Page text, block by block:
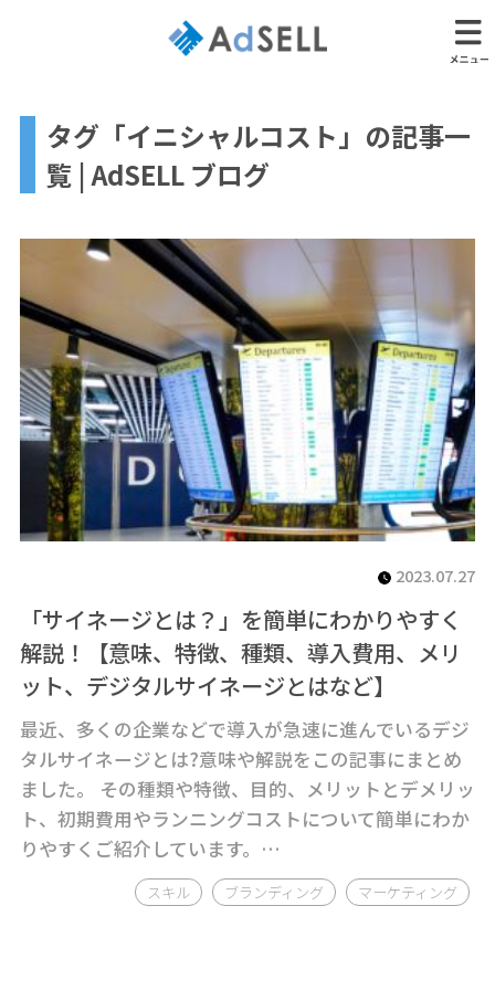
タグ「イニシャルコスト」の記事一
覧 | AdSELL ブログ
2023.07.27
「サイネージとは？」を簡単にわかりやすく
解説！【意味、特徴、種類、導入費用、メリ
ット、デジタルサイネージとはなど】
最近、多くの企業などで導入が急速に進んでいるデジ
タルサイネージとは?意味や解説をこの記事にまとめ
ました。 その種類や特徴、目的、メリットとデメリッ
ト、初期費用やランニングコストについて簡単にわか
りやすくご紹介しています。…
スキル ブランディング マーケティング